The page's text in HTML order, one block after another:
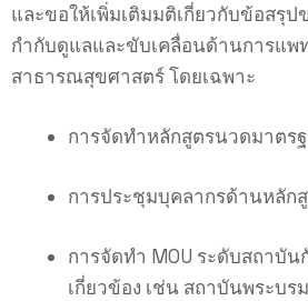
และขอให้เพิ่มเติมมติเกี่ยวกับข้อสรุ
กำกับดูแลและขับเคลื่อนด้านการแพ
สาธารณสุขศาสตร์ โดยเฉพาะ
การจัดทำหลักสูตรนวดมาตร
การประชุมบุคลากรด้านหลัก
การจัดทำ MOU ระดับสถาบั
เกี่ยวข้อง เช่น สถาบันพระบ